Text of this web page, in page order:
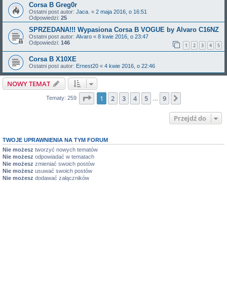
Corsa B Greg0r
Ostatni post autor: Jaca. « 2 maja 2016, o 16:51
Odpowiedzi: 25
SPRZEDANA!!! Wypasiona Corsa B VOGUE by Alvaro C16NZ
Ostatni post autor: Alvaro « 8 kwie 2016, o 23:47
Odpowiedzi: 146 1 2 3 4 5
Corsa B X10XE
Ostatni post autor: Ernest20 « 4 kwie 2016, o 22:46
NOWY TEMAT
Tematy: 259 Strona z9
1 2 3 4 5 … 9
Przejdź do
TWOJE UPRAWNIENIA NA TYM FORUM
Nie możesz tworzyć nowych tematów
Nie możesz odpowiadać w tematach
Nie możesz zmieniać swoich postów
Nie możesz usuwać swoich postów
Nie możesz dodawać załączników